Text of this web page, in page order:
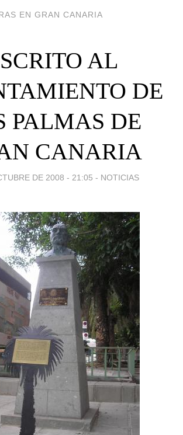
EN GRAN CANARIA
AL
DE
PALMAS DE
CANARIA
DE 2008 - 21:05 - NOTICIAS